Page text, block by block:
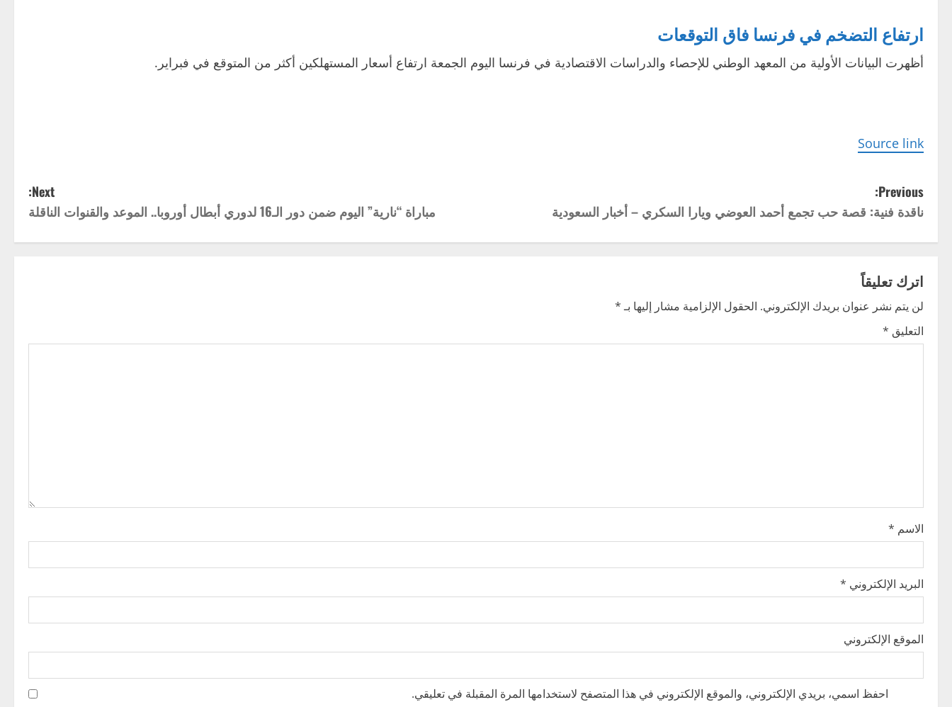
ارتفاع التضخم في فرنسا فاق التوقعات
أظهرت البيانات الأولية من المعهد الوطني للإحصاء والدراسات الاقتصادية في فرنسا اليوم الجمعة ارتفاع أسعار المستهلكين أكثر من المتوقع في فبراير.
Source link
P
o
s
t
n
a
i
o
n
Previous:
ناقدة فنية: قصة حب تجمع أحمد العوضي ويارا السكري – أخبار السعودية
Next:
مباراة “نارية” اليوم ضمن دور الـ16 لدوري أبطال أوروبا.. الموعد والقنوات الناقلة
اترك تعليقاً
لن يتم نشر عنوان بريدك الإلكتروني. الحقول الإلزامية مشار إليها بـ*
التعليق *
الاسم *
البريد الإلكتروني *
الموقع الإلكتروني
احفظ اسمي، بريدي الإلكتروني، والموقع الإلكتروني في هذا المتصفح لاستخدامها المرة المقبلة في تعليقي.